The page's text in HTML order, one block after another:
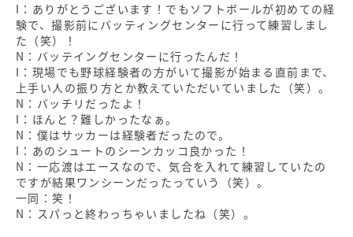
I：ありがとうございます！でもソフトボールが初めての経
験で、撮影前にバッティングセンターに行って練習しまし
た（笑）！
N：バッテイングセンターに行ったんだ！
I：現場でも野球経験者の方がいて撮影が始まる直前まで、
上手い人の振り方とか教えていただいていました（笑）。
N：バッチリだったよ！
I：ほんと？難しかったなぁ。
N：僕はサッカーは経験者だったので。
I：あのシュートのシーンカッコ良かった！
N：一応渡はエースなので、気合を入れて練習していたの
ですが結果ワンシーンだったっていう（笑）。
一同：笑！
N：スパっと終わっちゃいましたね（笑）。